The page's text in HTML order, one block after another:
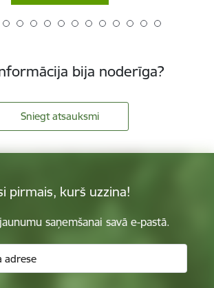
bija noderīga?
Sniegt atsauksmi
pirmais, kurš uzzina!
saņemšanai savā e-pastā.